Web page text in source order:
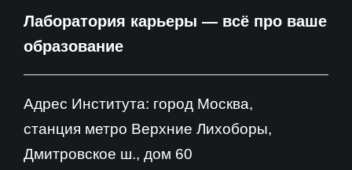
Лаборатория карьеры — всё про ваше
образование
Адрес Института: город Москва,
станция метро Верхние Лихоборы,
Дмитровское ш., дом 60